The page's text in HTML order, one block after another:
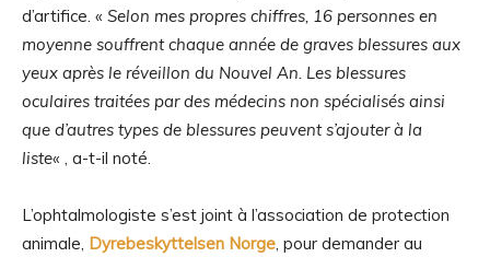
d’artifice. « Selon mes propres chiffres, 16 personnes en
moyenne souffrent chaque année de graves blessures aux
yeux après le réveillon du Nouvel An. Les blessures
oculaires traitées par des médecins non spécialisés ainsi
que d’autres types de blessures peuvent s’ajouter à la
liste« , a-t-il noté.
L’ophtalmologiste s’est joint à l’association de protection
animale, Dyrebeskyttelsen Norge, pour demander au